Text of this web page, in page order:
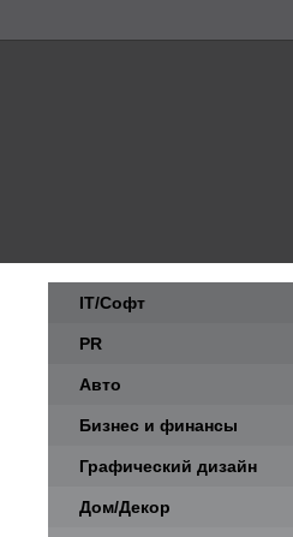
IT/Софт
PR
Авто
Бизнес и финансы
Графический дизайн
Дом/Декор